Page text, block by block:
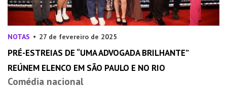
NOTAS 27 de fevereiro de 2025
PRÉ-ESTREIAS DE “UMA ADVOGADA BRILHANTE”
REÚNEM ELENCO EM SÃO PAULO E NO RIO
Comédia nacional